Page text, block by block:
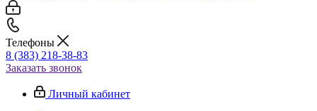
Телефоны
8 (383) 218-38-83
Заказать звонок
Личный кабинет